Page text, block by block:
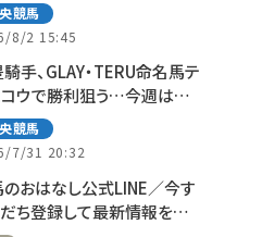
競馬
8/2 15:45
手、GLAY・TERU命名馬テ
コウで勝利狙う…今週は札
10鞍
競馬
7/31 20:32
おはなし公式LINE／今す
ち登録して最新情報をゲ